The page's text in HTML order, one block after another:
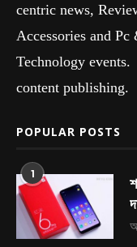
centric news,
Accessories and
Technology
content publishing.
POPULAR POSTS
1